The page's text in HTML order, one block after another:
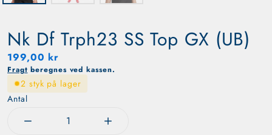
Nk Df Trph23 SS Top GX (UB)
kr.
199,00 kr
Normal pris
Fragt beregnes ved kassen.
2 styk på lager
Antal
Reducer mængden for Nk Df Trph23 SS Top GX (UB)
Øg mængden for Nk Df Trph23 SS Top